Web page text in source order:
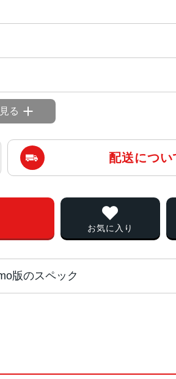
る
配送につい
お気に入り
版のスペック
ールド